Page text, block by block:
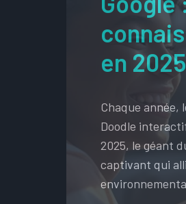
en 2025
Chaque année,
Doodle
2025, le géant
captivant qui